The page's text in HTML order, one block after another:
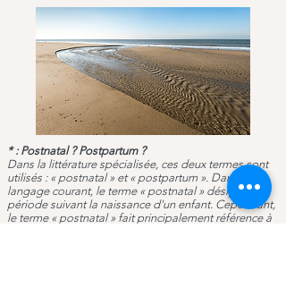
* : Postnatal ? Postpartum ?
Dans la littérature spécialisée, ces deux termes sont
utilisés : « postnatal » et « postpartum ». Dans le
langage courant, le terme « postnatal » désigne la
période suivant la naissance d'un enfant. Cependant,
le terme « postnatal » fait principalement référence à